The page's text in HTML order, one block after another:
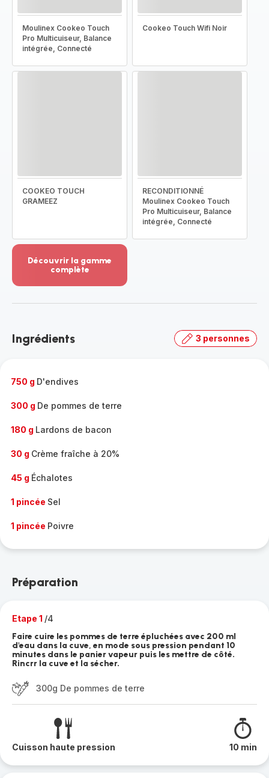
Moulinex Cookeo Touch
Pro Multicuiseur, Balance
intégrée, Connecté
Cookeo Touch Wifi Noir
COOKEO TOUCH
GRAMEEZ
RECONDITIONNÉ
Moulinex Cookeo Touch
Pro Multicuiseur, Balance
intégrée, Connecté
Découvrir la gamme
complète
-
gamme
Ingrédients 3 personnes
750 g D'endives
300 g De pommes de terre
180 g Lardons de bacon
30 g Crème fraîche à 20%
45 g Échalotes
1 pincée Sel
1 pincée Poivre
Préparation
Etape 1 /4
Faire cuire les pommes de terre épluchées avec 200 ml
d'eau dans la cuve, en mode sous pression pendant 10
minutes dans le panier vapeur puis les mettre de côté.
Rincrr la cuve et la sécher.
300g De pommes de terre
Cuisson haute pression 10 min